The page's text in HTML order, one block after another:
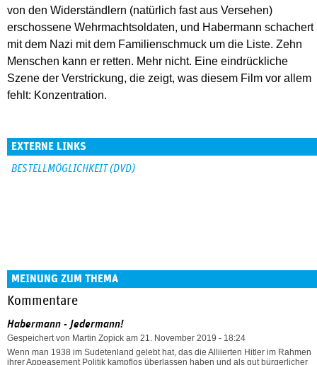
von den Widerständlern (natürlich fast aus Versehen)
erschossene Wehrmachtsoldaten, und Habermann schachert
mit dem Nazi mit dem Familienschmuck um die Liste. Zehn
Menschen kann er retten. Mehr nicht. Eine eindrückliche
Szene der Verstrickung, die zeigt, was diesem Film vor allem
fehlt: Konzentration.
EXTERNE LINKS
BESTELLMÖGLICHKEIT (DVD)
MEINUNG ZUM THEMA
Kommentare
Habermann - Jedermann!
Gespeichert von Martin Zopick am 21. November 2019 - 18:24
Wenn man 1938 im Sudetenland gelebt hat, das die Alliierten Hitler im Rahmen
ihrer Appeasement Politik kampflos überlassen haben und als gut bürgerlicher